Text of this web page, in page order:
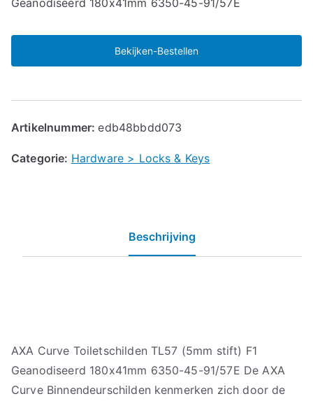
Bekijken-Bestellen
Artikelnummer:edb48bbdd073
Categorie: Hardware > Locks & Keys
Beschrijving
AXA Curve Toiletschilden TL57 (5mm stift) F1
Geanodiseerd 180x41mm 6350-45-91/57E De AXA
Curve Binnendeurschilden kenmerken zich door de